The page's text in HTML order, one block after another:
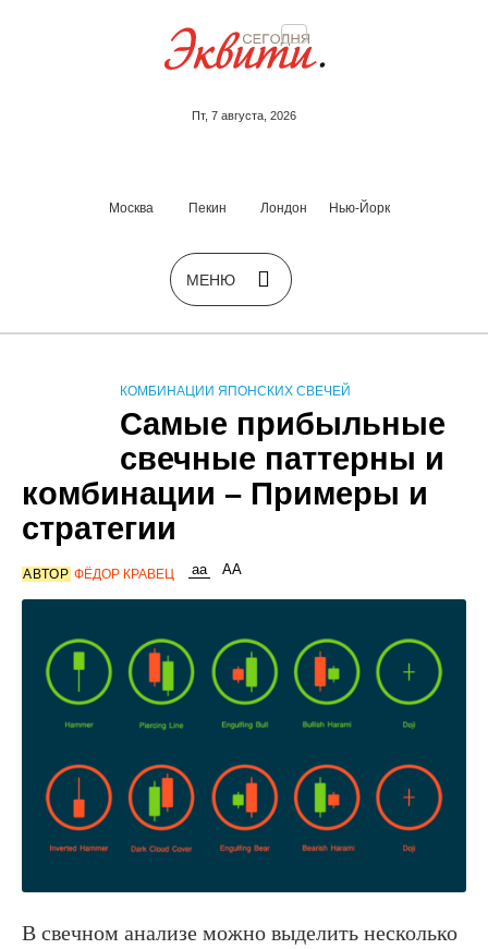
Пт, 7 августа, 2026
Москва Пекин Лондон Нью-Йорк
КОМБИНАЦИИ ЯПОНСКИХ СВЕЧЕЙ
Самые прибыльные
свечные паттерны и
комбинации – Примеры и
стратегии
АВТОР ФЁДОР КРАВЕЦ
В свечном анализе можно выделить несколько